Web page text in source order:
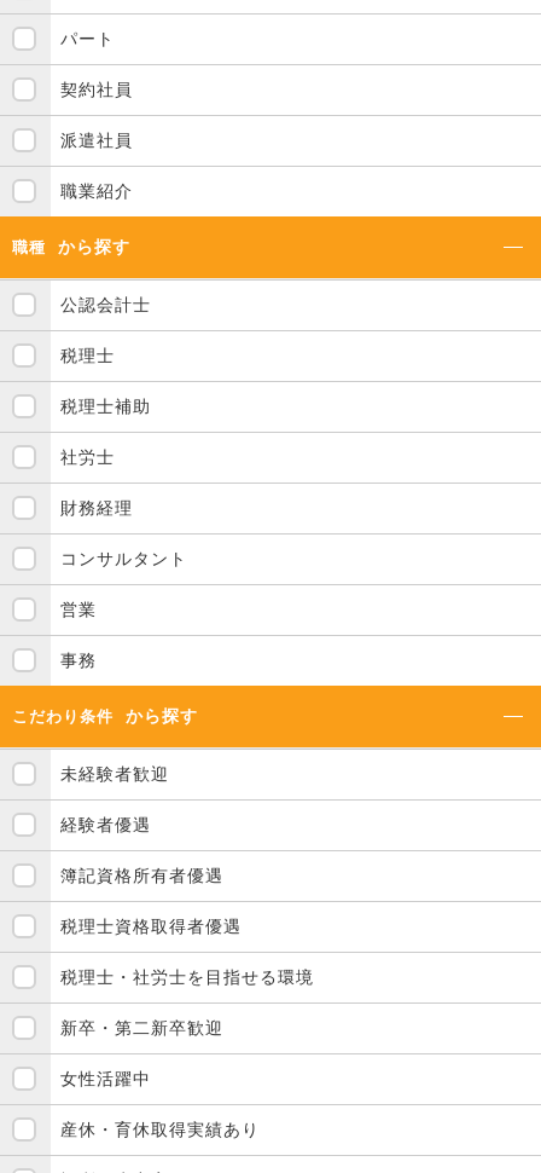
パート
契約社員
派遣社員
職業紹介
職種 から探す
公認会計士
税理士
税理士補助
社労士
財務経理
コンサルタント
営業
事務
こだわり条件 から探す
未経験者歓迎
経験者優遇
簿記資格所有者優遇
税理士資格取得者優遇
税理士・社労士を目指せる環境
新卒・第二新卒歓迎
女性活躍中
産休・育休取得実績あり